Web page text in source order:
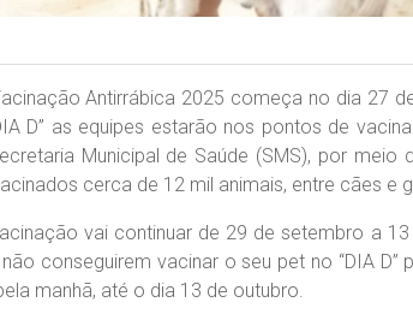
Antirrábica 2025 começa no dia 27
D” as equipes estarão nos pontos de
Municipal de Saúde (SMS), por meio
cerca de 12 mil animais, entre cães e
vai continuar de 29 de setembro a
conseguirem vacinar o seu pet no “DIA
manhã, até o dia 13 de outubro.